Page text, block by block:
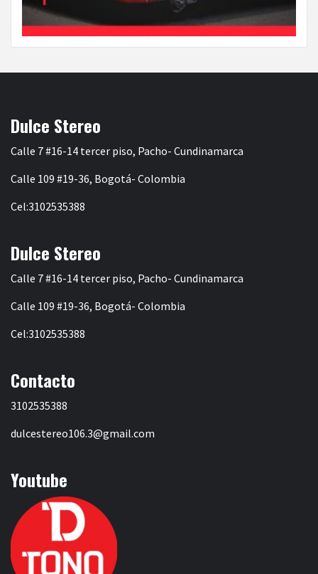
Dulce Stereo
Calle 7 #16-14 tercer piso, Pacho- Cundinamarca
Calle 109 #19-36, Bogotá- Colombia
Cel:3102535388
Dulce Stereo
Calle 7 #16-14 tercer piso, Pacho- Cundinamarca
Calle 109 #19-36, Bogotá- Colombia
Cel:3102535388
Contacto
3102535388
dulcestereo106.3@gmail.com
Youtube